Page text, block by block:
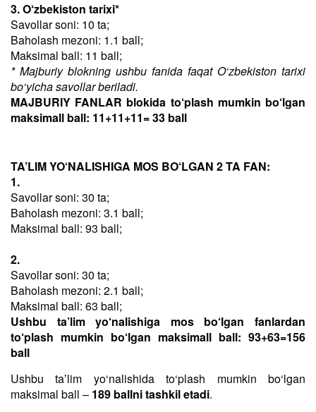
3. O‘zbekiston tarixi*
Savollar soni: 10 ta;
Baholash mezoni: 1.1 ball;
Maksimal ball: 11 ball;
* Majburiy blokning ushbu fanida faqat O‘zbekiston tarixi
bo‘yicha savollar beriladi.
MAJBURIY FANLAR blokida to‘plash mumkin bo‘lgan
maksimall ball: 11+11+11= 33 ball
TA’LIM YO‘NALISHIGA MOS BO‘LGAN 2 TA FAN:
1.
Savollar soni: 30 ta;
Baholash mezoni: 3.1 ball;
Maksimal ball: 93 ball;
2.
Savollar soni: 30 ta;
Baholash mezoni: 2.1 ball;
Maksimal ball: 63 ball;
Ushbu ta’lim yo‘nalishiga mos bo‘lgan fanlardan
to‘plash mumkin bo‘lgan maksimall ball: 93+63=156
ball
Ushbu taʼlim yo‘nalishida to‘plash mumkin bo‘lgan
maksimal ball – 189 ballni tashkil etadi.